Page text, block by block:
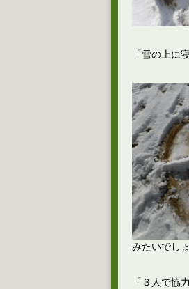
「雪の上に
みたいでしょ
「３人で協